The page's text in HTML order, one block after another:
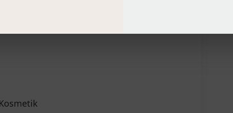
einmassieren.
eingezogen ist.